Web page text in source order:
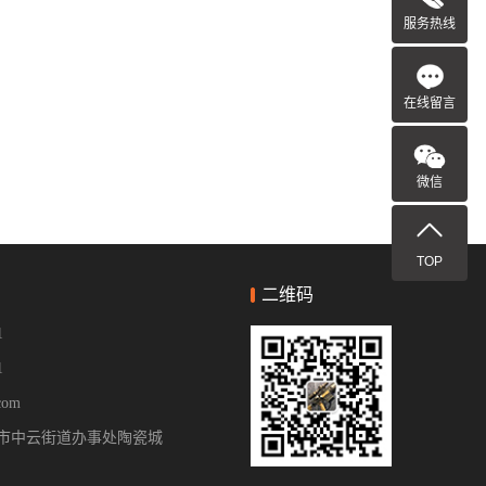
中云街道办事处陶瓷城
二维码
服务热线
在线留言
微信
TOP